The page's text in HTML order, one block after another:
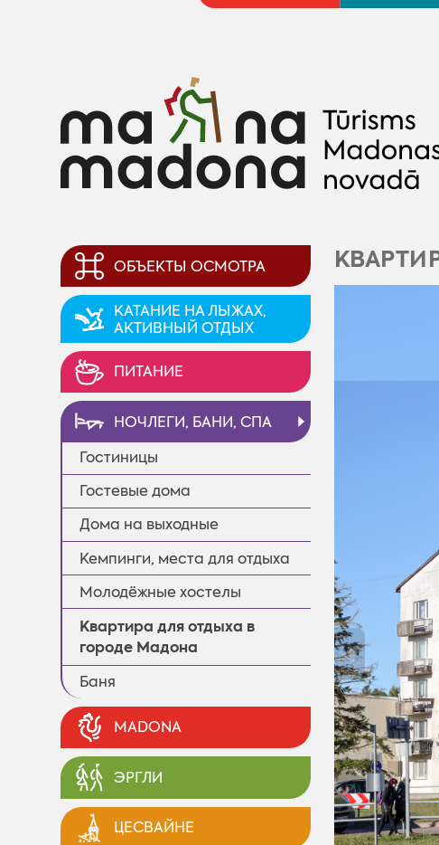
ОБЪЕКТЫ ОСМОТРА
KАТАНИЕ НА ЛЫЖАХ,
AКТИВНЫЙ ОТДЫХ
ПИТАНИЕ
НОЧЛЕГИ, БАНИ, СПА
Гостиницы
Гостевые дома
Дома на выходные
Кемпинги, места для отдыха
Молодёжные xостелы
Квартира для отдыха в
городе Мадона
Баня
MADONA
ЭРГЛИ
ЦЕСВАЙНЕ
◄